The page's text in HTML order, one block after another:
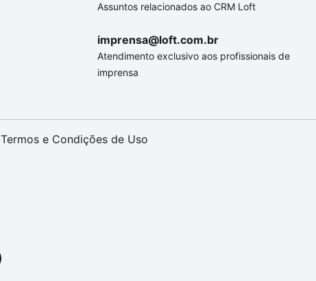
Assuntos relacionados ao CRM Loft
imprensa@loft.com.br
Atendimento exclusivo aos profissionais de
imprensa
Termos e Condições de Uso